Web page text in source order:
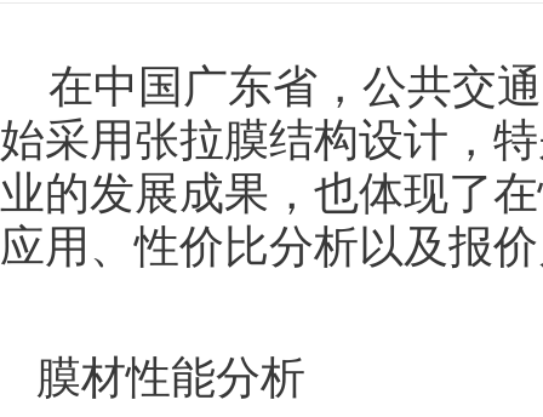
在中国广东省，公共交
始采用张拉膜结构设计 ，
业的发展成果，也体现了
应用、性价比分析以及报
膜材性能分析